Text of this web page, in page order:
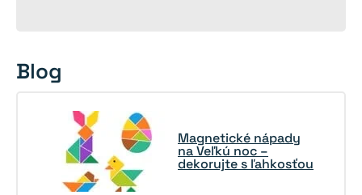
Blog
Magnetické nápady
na Veľkú noc –
dekorujte s ľahkosťou